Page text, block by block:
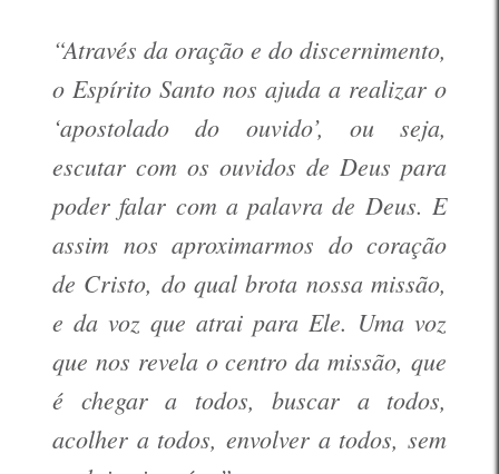
“Através da oração e do discernimento,
o Espírito Santo nos ajuda a realizar o
‘apostolado do ouvido’, ou seja,
escutar com os ouvidos de Deus para
poder falar com a palavra de Deus. E
assim nos aproximarmos do coração
de Cristo, do qual brota nossa missão,
e da voz que atrai para Ele. Uma voz
que nos revela o centro da missão, que
é chegar a todos, buscar a todos,
acolher a todos, envolver a todos, sem